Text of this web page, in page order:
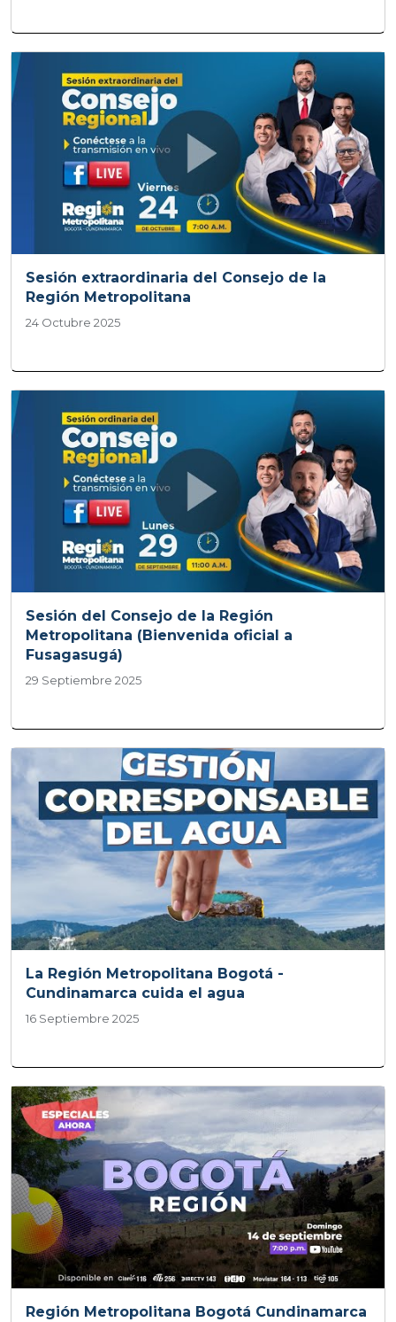
Sesión extraordinaria del Consejo de la
Región Metropolitana
24 Octubre 2025
Sesión del Consejo de la Región
Metropolitana (Bienvenida oficial a
Fusagasugá)
29 Septiembre 2025
La Región Metropolitana Bogotá -
Cundinamarca cuida el agua
16 Septiembre 2025
Región Metropolitana Bogotá Cundinamarca